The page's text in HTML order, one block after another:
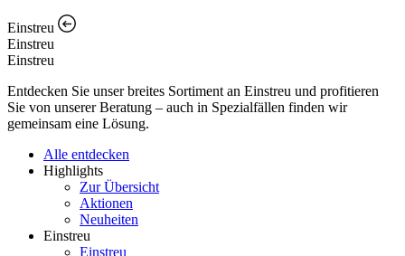
Einstreu
Einstreu
Einstreu
Entdecken Sie unser breites Sortiment an Einstreu und profitieren
Sie von unserer Beratung – auch in Spezialfällen finden wir
gemeinsam eine Lösung.
Alle entdecken
Highlights
Zur Übersicht
Aktionen
Neuheiten
Einstreu
Einstreu